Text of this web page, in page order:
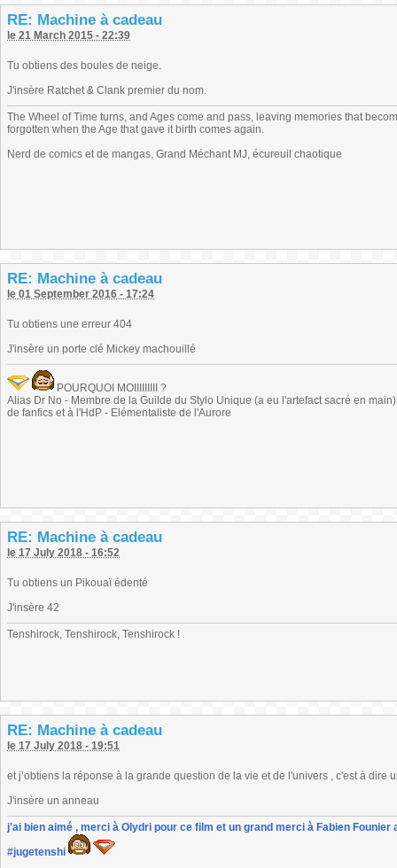
RE: Machine à cadeau
le 21 March 2015 - 22:39
Tu obtiens des boules de neige.
J'insère Ratchet & Clank premier du nom.
The Wheel of Time turns, and Ages come and pass, leaving memories that
forgotten when the Age that gave it birth comes again.
Nerd de comics et de mangas, Grand Méchant MJ, écureuil chaotique
RE: Machine à cadeau
le 01 September 2016 - 17:24
Tu obtiens une erreur 404
J'insère un porte clé Mickey machouillé
POURQUOI MOIIIIIIIII ?
Alias Dr No - Membre de la Guilde du Stylo Unique (a eu l'artefact sacré en
de fanfics et à l'HdP - Elémentaliste de l'Aurore
RE: Machine à cadeau
le 17 July 2018 - 16:52
Tu obtiens un Pikouaï édenté
J'insère 42
Tenshirock, Tenshirock, Tenshirock !
RE: Machine à cadeau
le 17 July 2018 - 19:51
et j’obtiens la réponse à la grande question de la vie et de l'univers , c'est à dire
J'insère un anneau
j'ai bien aimé , merci à Olydri pour ce film et un grand merci à Fabien
#jugetenshi